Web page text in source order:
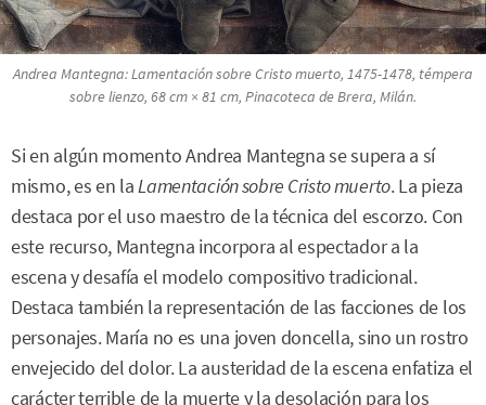
Andrea Mantegna:Lamentación sobre Cristo muerto, 1475-1478, témpera
sobre lienzo, 68 cm × 81 cm, Pinacoteca de Brera, Milán.
Si en algún momento Andrea Mantegna se supera a sí
mismo, es en laLamentación sobre Cristo muerto. La pieza
destaca por el uso maestro de la técnica del escorzo. Con
este recurso, Mantegna incorpora al espectador a la
escena y desafía el modelo compositivo tradicional.
Destaca también la representación de las facciones de los
personajes. María no es una joven doncella, sino un rostro
envejecido del dolor. La austeridad de la escena enfatiza el
carácter terrible de la muerte y la desolación para los